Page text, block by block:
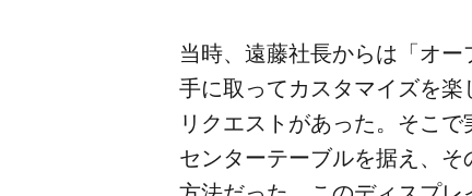
当時、​遠藤社長からは​「オ
手に​取って​カスタマイズを​楽
リクエストが​あった。​そこ
センターテーブルを​据え、​